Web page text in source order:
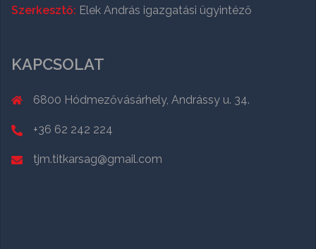
Szerkesztő: Elek András igazgatási ügyintéző
KAPCSOLAT
6800 Hódmezővásárhely, Andrássy u. 34.
+36 62 242 224
tjm.titkarsag@gmail.com